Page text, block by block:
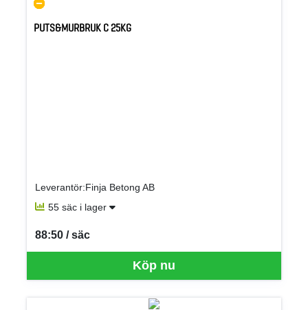
PUTS&MURBRUK C 25KG
Leverantör:Finja Betong AB
55 säc i lager
Köp nu
88:50 / säc
SEK per SÄC